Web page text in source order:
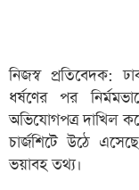
নিজস্ব প্রতিবেদক:
ধর্ষণের পর
অভিযোগপত্র দাখিল
চার্জশিটে উঠে
ভয়াবহ তথ্য।